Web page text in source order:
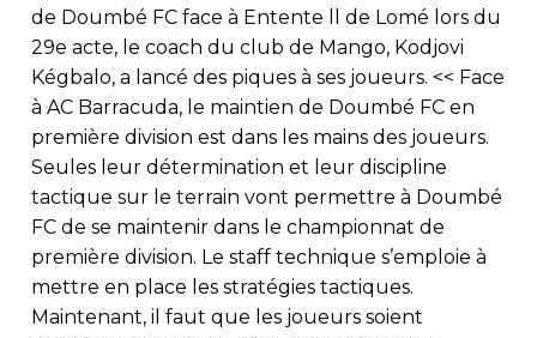
de Doumbé FC face à Entente ll de Lomé lors du
29e acte, le coach du club de Mango, Kodjovi
Kégbalo, a lancé des piques à ses joueurs. << Face
à AC Barracuda, le maintien de Doumbé FC en
première division est dans les mains des joueurs.
Seules leur détermination et leur discipline
tactique sur le terrain vont permettre à Doumbé
FC de se maintenir dans le championnat de
première division. Le staff technique s’emploie à
mettre en place les stratégies tactiques.
Maintenant, il faut que les joueurs soient